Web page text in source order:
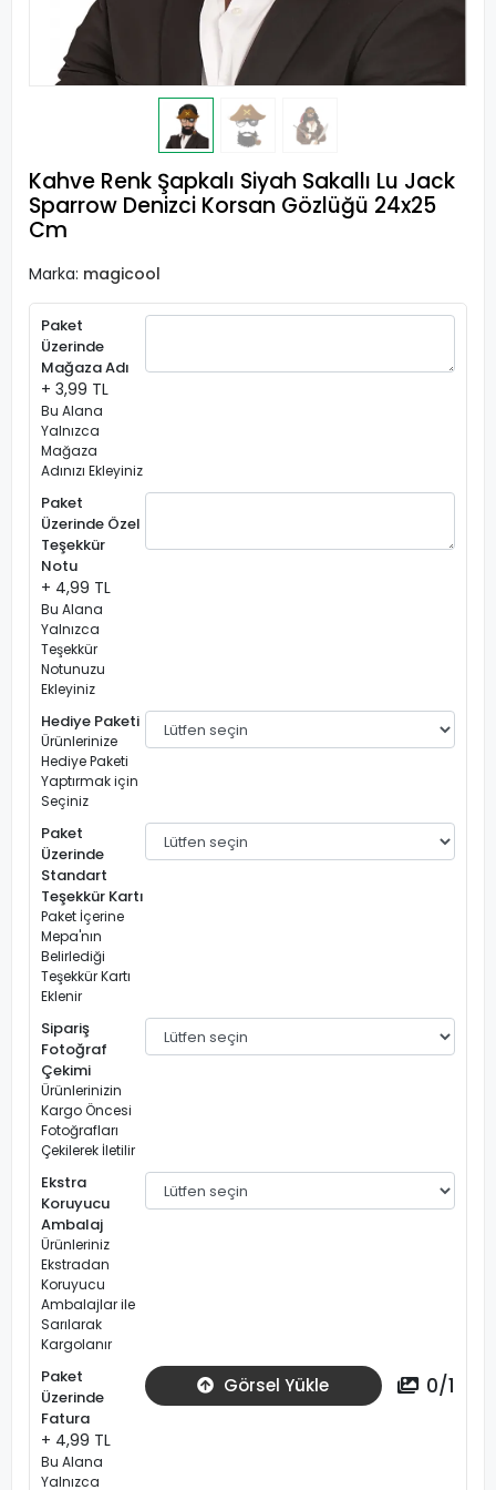
Kahve Renk Şapkalı Siyah Sakallı Lu Jack
Sparrow Denizci Korsan Gözlüğü 24x25
Cm
Marka: magicool
Paket
Üzerinde
Mağaza Adı
+ 3,99 TL
Bu Alana
Yalnızca
Mağaza
Adınızı Ekleyiniz
Paket
Üzerinde Özel
Teşekkür
Notu
+ 4,99 TL
Bu Alana
Yalnızca
Teşekkür
Notunuzu
Ekleyiniz
Hediye Paketi
Ürünlerinize
Hediye Paketi
Yaptırmak için
Seçiniz
Paket
Üzerinde
Standart
Teşekkür Kartı
Paket İçerine
Mepa'nın
Belirlediği
Teşekkür Kartı
Eklenir
Sipariş
Fotoğraf
Çekimi
Ürünlerinizin
Kargo Öncesi
Fotoğrafları
Çekilerek İletilir
Ekstra
Koruyucu
Ambalaj
Ürünleriniz
Ekstradan
Koruyucu
Ambalajlar ile
Sarılarak
Kargolanır
Paket
Üzerinde
Fatura
+ 4,99 TL
Bu Alana
Yalnızca
Görsel Yükle 0/1